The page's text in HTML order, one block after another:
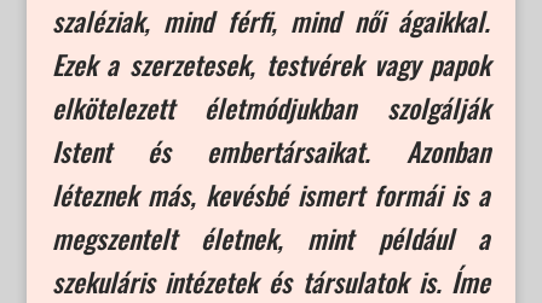
szaléziak, mind férfi, mind női ágaikkal.
Ezek a szerzetesek, testvérek vagy papok
elkötelezett életmódjukban szolgálják
Istent és embertársaikat. Azonban
léteznek más, kevésbé ismert formái is a
megszentelt életnek, mint például a
szekuláris intézetek és társulatok is. Íme